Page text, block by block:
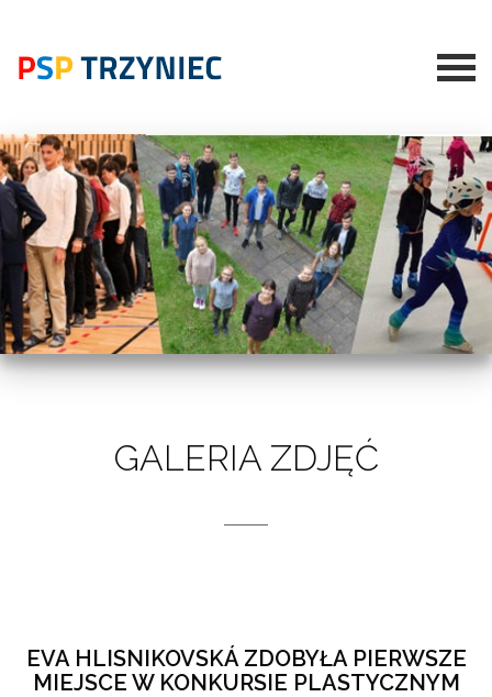
GALERIA ZDJĘĆ
EVA HLISNIKOVSKÁ ZDOBYŁA PIERWSZE
MIEJSCE W KONKURSIE PLASTYCZNYM